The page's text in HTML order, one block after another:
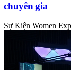
chuyên gia
Sự Kiện Women